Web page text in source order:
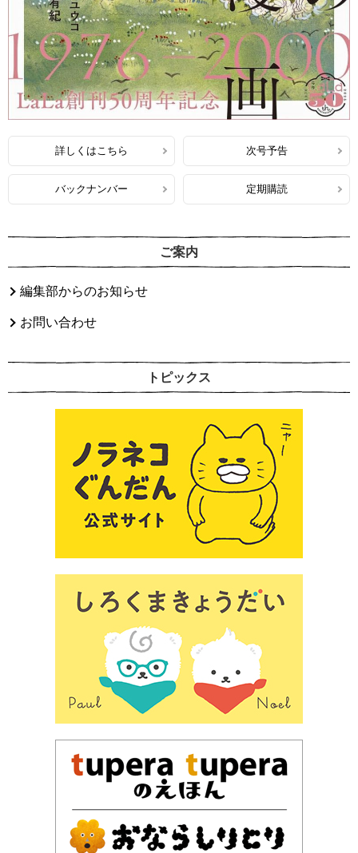
詳しくはこちら 次号予告
バックナンバー 定期購読
ご案内
編集部からのお知らせ
お問い合わせ
トピックス